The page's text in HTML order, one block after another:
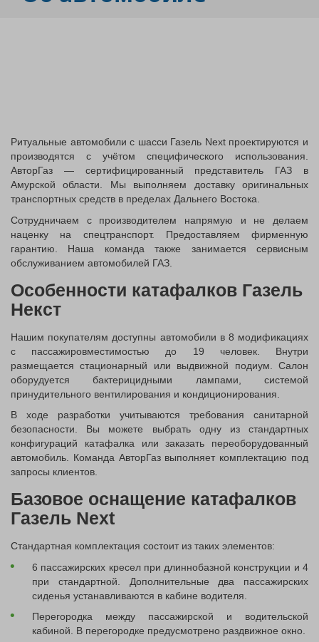
Ритуальные автомобили с шасси Газель Next проектируются и
производятся с учётом специфического использования.
АвторГаз — сертифицированный представитель ГАЗ в
Амурской области. Мы выполняем доставку оригинальных
транспортных средств в пределах Дальнего Востока.
Сотрудничаем с производителем напрямую и не делаем
наценку на спецтранспорт. Предоставляем фирменную
гарантию. Наша команда также занимается сервисным
обслуживанием автомобилей ГАЗ.
Особенности катафалков Газель
Некст
Нашим покупателям доступны автомобили в 8 модификациях
с пассажировместимостью до 19 человек. Внутри
размещается стационарный или выдвижной подиум. Салон
оборудуется бактерицидными лампами, системой
принудительного вентилирования и кондиционирования.
В ходе разработки учитываются требования санитарной
безопасности. Вы можете выбрать одну из стандартных
конфигураций катафалка или заказать переоборудованный
автомобиль. Команда АвторГаз выполняет комплектацию под
запросы клиентов.
Базовое оснащение катафалков
Газель Next
Стандартная комплектация состоит из таких элементов:
6 пассажирских кресел при длиннобазной конструкции и 4
при стандартной. Дополнительные два пассажирских
сиденья устанавливаются в кабине водителя.
Перегородка между пассажирской и водительской
кабиной. В перегородке предусмотрено раздвижное окно.